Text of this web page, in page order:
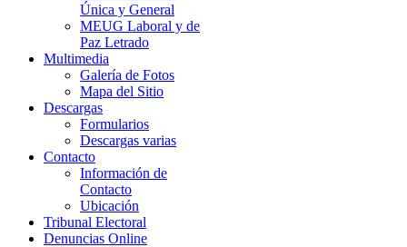
Única y General
MEUG Laboral y de
Paz Letrado
Multimedia
Galería de Fotos
Mapa del Sitio
Descargas
Formularios
Descargas varias
Contacto
Información de
Contacto
Ubicación
Tribunal Electoral
Denuncias Online